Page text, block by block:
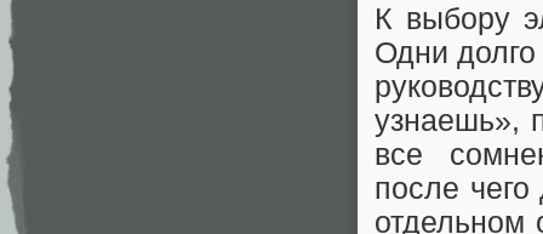
К выбору
Одни
узнаешь»,
все
после
отдельном